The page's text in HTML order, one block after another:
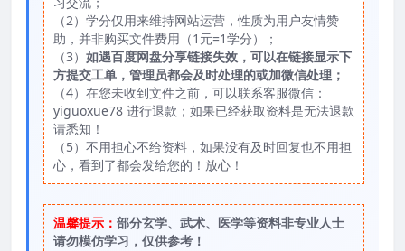
（2）学分仅用来维持网站运营，性质为用户友情赞
助，并非购买文件费用（1元=1学分）；
（3） 如遇百度网盘分享链接失效，可以在链接显示下
方提交工单，管理员都会及时处理的或加微信处理；
（4）在您未收到文件之前，可以联系客服微信：
yiguoxue78 进行退款；如果已经获取资料是无法退款
请悉知！
（5）不用担心不给资料，如果没有及时回复也不用担
心，看到了都会发给您的！放心！
温馨提示： 部分玄学、武术、医学等资料非专业人士
请勿模仿学习，仅供参考！